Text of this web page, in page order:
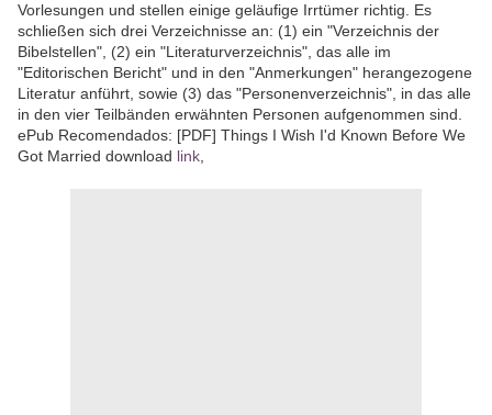
Vorlesungen und stellen einige geläufige Irrtümer richtig. Es
schließen sich drei Verzeichnisse an: (1) ein "Verzeichnis der
Bibelstellen", (2) ein "Literaturverzeichnis", das alle im
"Editorischen Bericht" und in den "Anmerkungen" herangezogene
Literatur anführt, sowie (3) das "Personenverzeichnis", in das alle
in den vier Teilbänden erwähnten Personen aufgenommen sind.
ePub Recomendados: [PDF] Things I Wish I'd Known Before We
Got Married download link